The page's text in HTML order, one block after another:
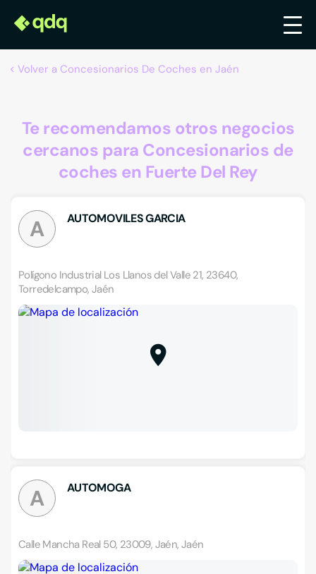
Volver a Concesionarios De Coches en Jaén
Te recomendamos otros negocios
cercanos para Concesionarios de
coches en Fuerte Del Rey
A AUTOMOVILES GARCIA
Polígono Industrial Los Llanos del Valle 21, 23640,
Torredelcampo, Jaén
A AUTOMOGA
Calle Mancha Real 50, 23009, Jaén, Jaén